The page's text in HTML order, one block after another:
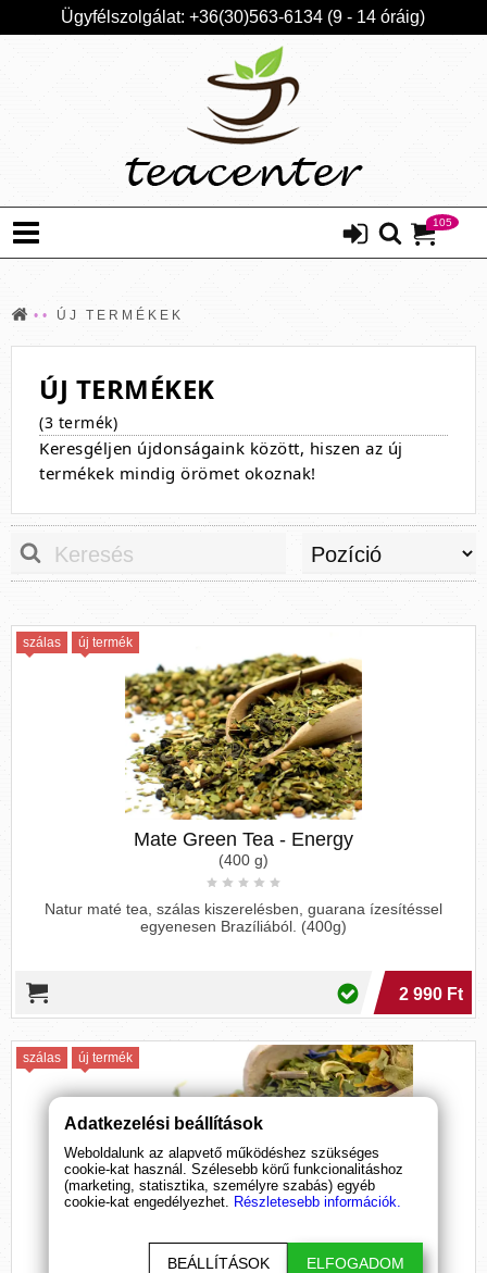
Ügyfélszolgálat: +36(30)563-6134 (9 - 14 óráig)
105
ÚJ TERMÉKEK
ÚJ TERMÉKEK
(3 termék)
Keresgéljen újdonságaink között, hiszen az új
termékek mindig örömet okoznak!
szálas új termék
Mate Green Tea - Energy
(400 g)
Natur maté tea, szálas kiszerelésben, guarana ízesítéssel
egyenesen Brazíliából. (400g)
2 990 Ft
szálas új termék
Mate Green Tea - Ejoy Cola
Adatkezelési beállítások
Weboldalunk az alapvető működéshez szükséges
cookie-kat használ. Szélesebb körű funkcionalitáshoz
(marketing, statisztika, személyre szabás) egyéb
cookie-kat engedélyezhet. Részletesebb információk.
BEÁLLÍTÁSOK ELFOGADOM